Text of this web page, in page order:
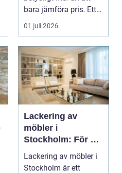
bara jämföra pris. Ett
bygge påverka...
01 juli 2026
Lackering av
möbler i
Stockholm: För ett
hållbart och
snyggt hem
Lackering av möbler i
Stockholm är ett